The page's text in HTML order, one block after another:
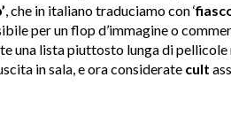
, che in italiano traduciamo con ‘
per un flop d’immagine o
una lista piuttosto lunga di
in sala, e ora considerate cult